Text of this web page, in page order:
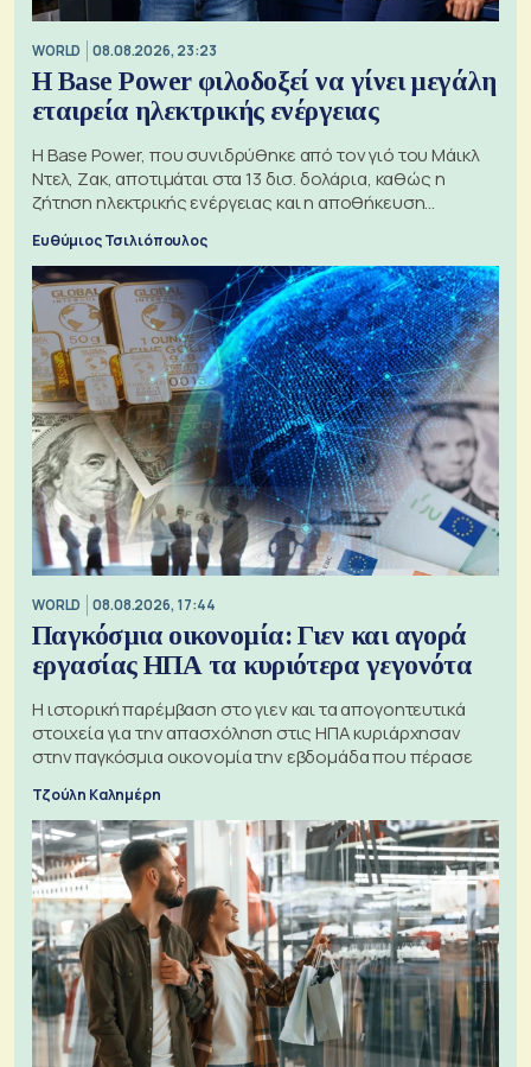
WORLD 08.08.2026, 23:23
Η Base Power φιλοδοξεί να γίνει μεγάλη
εταιρεία ηλεκτρικής ενέργειας
Η Base Power, που συνιδρύθηκε από τον γιό του Μάικλ
Ντελ, Ζακ, αποτιμάται στα 13 δισ. δολάρια, καθώς η
ζήτηση ηλεκτρικής ενέργειας και η αποθήκευση
Ευθύμιος Τσιλιόπουλος
WORLD 08.08.2026, 17:44
Παγκόσμια οικονομία: Γιεν και αγορά
εργασίας ΗΠΑ τα κυριότερα γεγονότα
Η ιστορική παρέμβαση στο γιεν και τα απογοητευτικά
στοιχεία για την απασχόληση στις ΗΠΑ κυριάρχησαν
στην παγκόσμια οικονομία την εβδομάδα που πέρασε
Τζούλη Καλημέρη